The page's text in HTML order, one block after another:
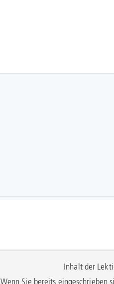
Inhalt der
Wenn Sie bereits eingeschrieben